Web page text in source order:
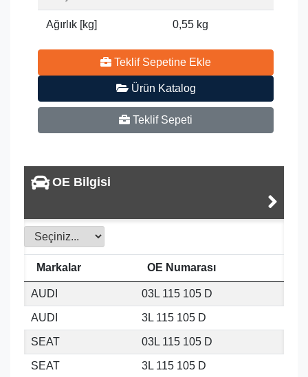
Ağırlık [kg] 0,55 kg
Teklif Sepetine Ekle
Ürün Katalog
Teklif Sepeti
OE Bilgisi
Markalar OE Numarası
AUDI 03L 115 105 D
AUDI 3L 115 105 D
SEAT 03L 115 105 D
SEAT 3L 115 105 D